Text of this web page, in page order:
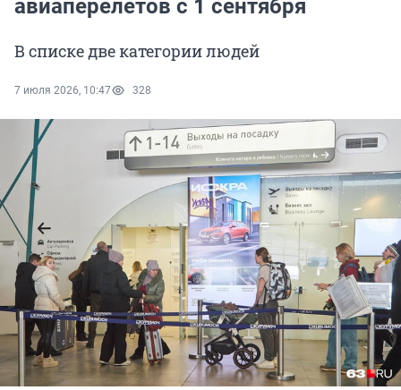
авиаперелетов с 1 сентября
В списке две категории людей
7 июля 2026, 10:47 328